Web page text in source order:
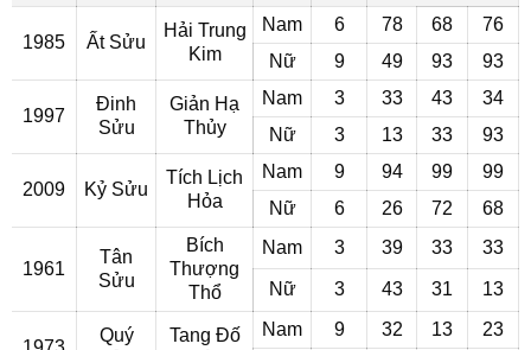
1985 Ất Sửu
Hải Trung
Kim
Nam 6 78 68
76
Nữ
9 49 93 93
1997
Đinh
Sửu
Giản Hạ
Thủy
Nam 3 33 43
34
Nữ
3 13 33 93
2009 Kỷ Sửu
Tích Lịch
Hỏa
Nam 9 94 99
99
Nữ
6 26 72 68
1961
Tân
Sửu
Bích
Thượng
Thổ
Nam 3 39 33 33
Nữ 3 43 31 13
Quý
Tang Đố
Nam 9 32 13
23